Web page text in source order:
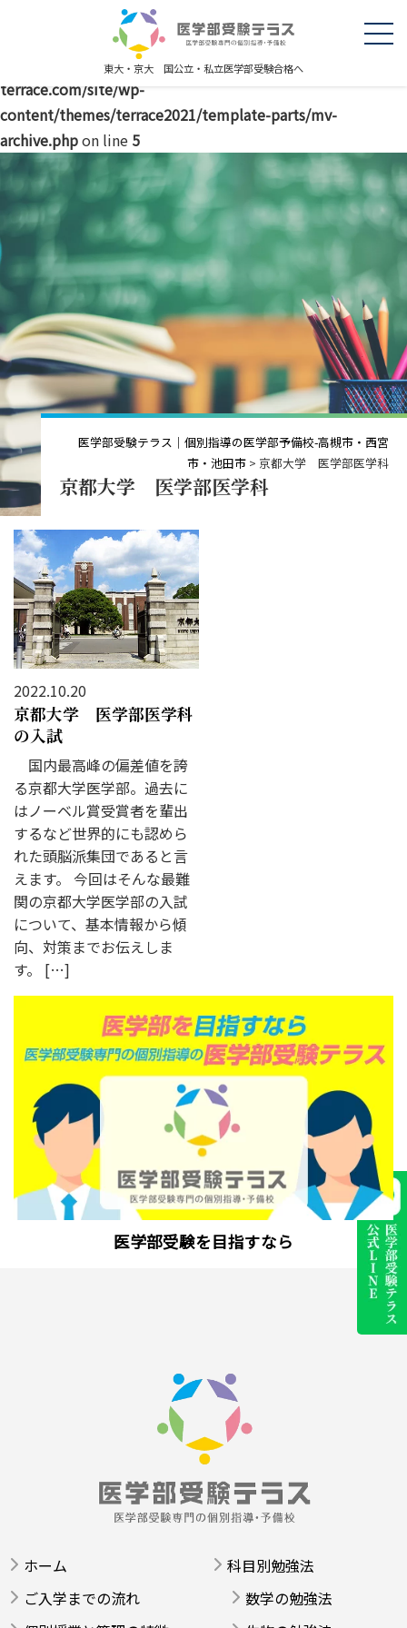
東大・京大 国公立・私立医学部受験合格へ
: explode() expects parameter 2 to be string, object
/home/r5227289/public_html/igakubujuken-
terrace.com/site/wp-
content/themes/terrace2021/template-parts/mv-
archive.phpon line 5
医学部受験テラス｜個別指導の医学部予備校-高槻市・西宮
市・池田市 > 京都大学 医学部医学科
京都大学 医学部医学科
2022.10.20
京都大学 医学部医学科
の入試
国内最高峰の偏差値を誇
る京都大学医学部。過去に
はノーベル賞受賞者を輩出
するなど世界的にも認めら
れた頭脳派集団であると言
えます。 今回はそんな最難
関の京都大学医学部の入試
について、基本情報から傾
向、対策までお伝えしま
す。 […]
医学部受験を目指すなら
ホーム
ご入学までの流れ
科目別勉強法
数学の勉強法